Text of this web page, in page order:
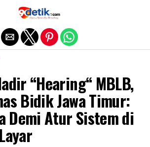
“Hearing“ MBLB,
Bidik Jawa Timur:
Demi Atur Sistem di
Exit mobile version